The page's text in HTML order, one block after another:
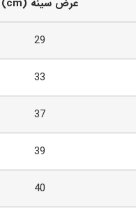
29
33
37
39
40